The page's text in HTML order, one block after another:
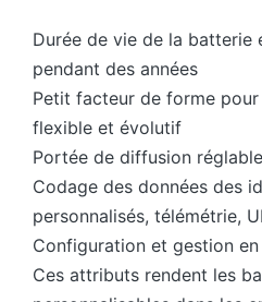
Durée de vie de la batterie
pendant des années
Petit facteur de forme
flexible et évolutif
Portée de diffusion
Codage des données des
personnalisés, télémétrie,
Configuration et gestion
Ces attributs rendent les